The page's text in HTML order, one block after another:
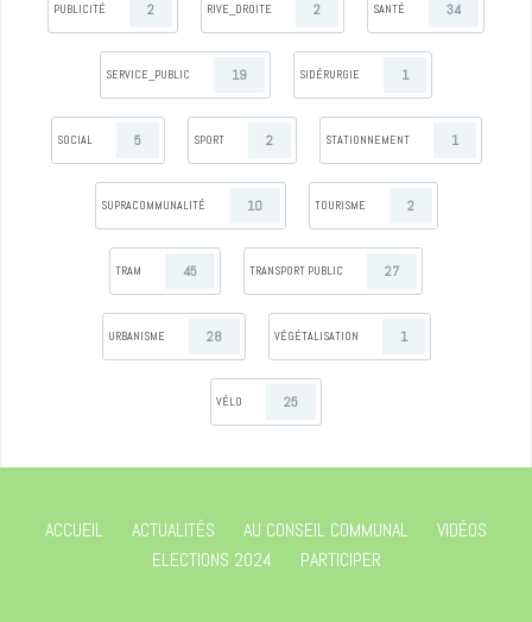
PUBLICITÉ 2 RIVE_DROITE 2 SANTÉ 34
SERVICE_PUBLIC 19 SIDÉRURGIE 1
SOCIAL 5 SPORT 2 STATIONNEMENT 1
SUPRACOMMUNALITÉ 10 TOURISME 2
TRAM 45 TRANSPORT PUBLIC 27
URBANISME 28 VÉGÉTALISATION 1
VÉLO 25
ACCUEIL ACTUALITÉS AU CONSEIL COMMUNAL
VIDÉOS
ELECTIONS 2024
PARTICIPER